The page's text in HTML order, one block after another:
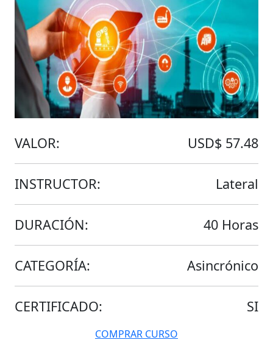
VALOR: USD$ 57.48
INSTRUCTOR: Lateral
DURACIÓN: 40 Horas
CATEGORÍA: Asincrónico
CERTIFICADO: SI
COMPRAR CURSO